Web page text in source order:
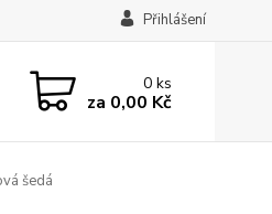
Přihlášení
0ks
za 0,00 Kč
šedá